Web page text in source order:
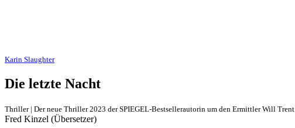
Karin Slaughter
Die letzte Nacht
Thriller | Der neue Thriller 2023 der SPIEGEL-Bestsellerautorin um den Ermittler Will Trent
Fred Kinzel (Übersetzer)